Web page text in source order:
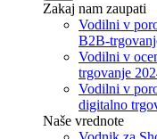
Zakaj nam zaupati
Vodilni v
B2B-
Vodilni v
trgovanje
Vodilni v
digitalno
Naše vrednote